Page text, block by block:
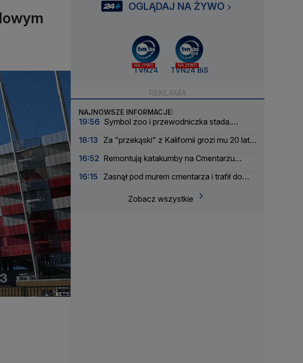
OGLĄDAJ NA ŻYWO
NA ŻYWO
TVN24
NA ŻYWO
TVN24 BiS
NAJNOWSZE INFORMACJE:
19:56 Symbol zoo i przewodniczka stada.
18:13
Za "przekąski" z Kalifornii grozi mu 20 lat
16:52 Remontują katakumby na Cmentarzu
16:15
Zasnął pod murem cmentarza i trafił do
Zobacz wszystkie